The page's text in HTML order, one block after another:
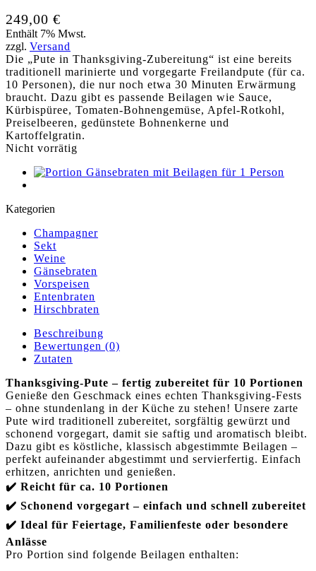
249,00 €
Enthält 7% Mwst.
zzgl. Versand
Die „Pute in Thanksgiving-Zubereitung“ ist eine bereits
traditionell marinierte und vorgegarte Freiland­pute (für ca.
10 Personen), die nur noch etwa 30 Minuten Erwärmung
braucht. Dazu gibt es passende Beilagen wie Sauce,
Kürbispüree, Tomaten-Bohnengemüse, Apfel-Rotkohl,
Preiselbeeren, gedünstete Bohnenkerne und
Kartoffelgratin.
Nicht vorrätig
Kategorien
Champagner
Sekt
Weine
Gänsebraten
Vorspeisen
Entenbraten
Hirschbraten
Beschreibung
Bewertungen (0)
Zutaten
Thanksgiving-Pute – fertig zubereitet für 10 Portionen
Genieße den Geschmack eines echten Thanksgiving-Fests
– ohne stundenlang in der Küche zu stehen! Unsere zarte
Pute wird traditionell zubereitet, sorgfältig gewürzt und
schonend vorgegart, damit sie saftig und aromatisch bleibt.
Dazu gibt es köstliche, klassisch abgestimmte Beilagen –
perfekt aufeinander abgestimmt und servierfertig. Einfach
erhitzen, anrichten und genießen.
✔️ Reicht für ca. 10 Portionen
✔️ Schonend vorgegart – einfach und schnell zubereitet
✔️ Ideal für Feiertage, Familienfeste oder besondere
Anlässe
Pro Portion sind folgende Beilagen enthalten: